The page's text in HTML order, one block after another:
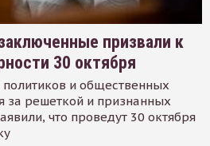
призвали к
30 октября
и общественных
за решеткой и признанных
что проведут 30 октября